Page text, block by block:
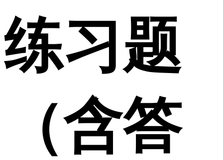
练习题
（含答